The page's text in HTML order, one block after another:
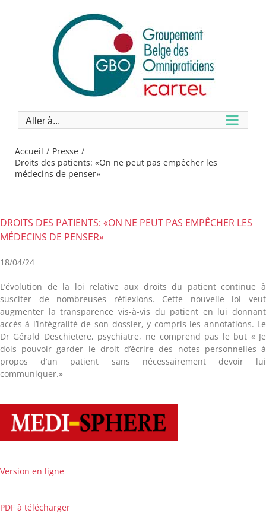
Aller à...
Accueil
Presse
Droits des patients: «On ne peut pas empêcher les
médecins de penser»
DROITS DES PATIENTS: «ON NE PEUT PAS EMPÊCHER LES
MÉDECINS DE PENSER»
18/04/24
L’évolution de la loi relative aux droits du patient continue à
susciter de nombreuses réflexions. Cette nouvelle loi veut
augmenter la transparence vis-à-vis du patient en lui donnant
accès à l’intégralité de son dossier, y compris les annotations. Le
Dr Gérald Deschietere, psychiatre, ne comprend pas le but « Je
dois pouvoir garder le droit d’écrire des notes personnelles à
propos d’un patient sans nécessairement devoir lui
communiquer.»
Version en ligne
PDF à télécharger